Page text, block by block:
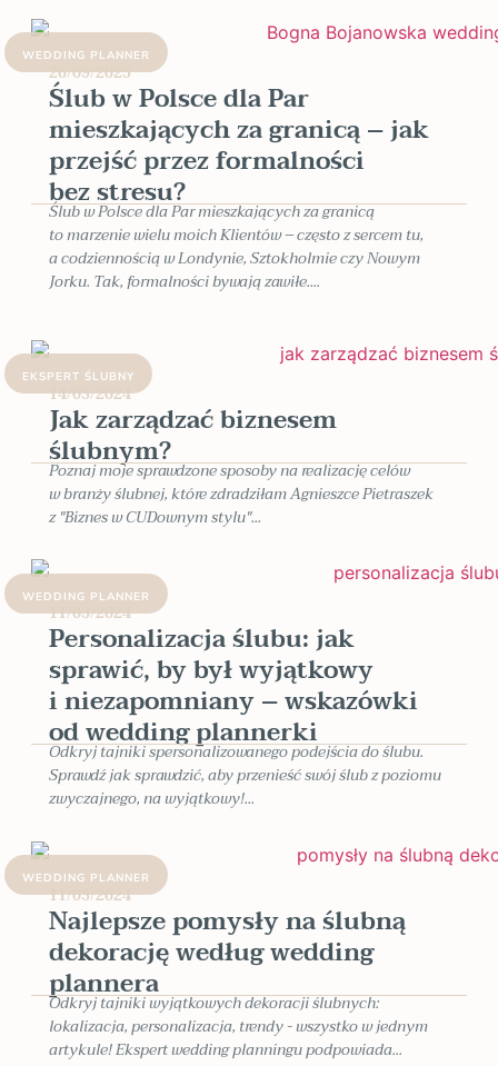
WEDDING PLANNER
26/09/2025
Ślub w Polsce dla Par
mieszkających za granicą – jak
przejść przez formalności
bez stresu?
Ślub w Polsce dla Par mieszkających za granicą
to marzenie wielu moich Klientów – często z sercem tu,
a codziennością w Londynie, Sztokholmie czy Nowym
Jorku. Tak, formalności bywają zawiłe....
EKSPERT ŚLUBNY
14/03/2024
Jak zarządzać biznesem
ślubnym?
Poznaj moje sprawdzone sposoby na realizację celów
w branży ślubnej, które zdradziłam Agnieszce Pietraszek
z "Biznes w CUDownym stylu"...
WEDDING PLANNER
11/03/2024
Personalizacja ślubu: jak
sprawić, by był wyjątkowy
i niezapomniany – wskazówki
od wedding plannerki
Odkryj tajniki spersonalizowanego podejścia do ślubu.
Sprawdź jak sprawdzić, aby przenieść swój ślub z poziomu
zwyczajnego, na wyjątkowy!...
WEDDING PLANNER
11/03/2024
Najlepsze pomysły na ślubną
dekorację według wedding
plannera
Odkryj tajniki wyjątkowych dekoracji ślubnych:
lokalizacja, personalizacja, trendy - wszystko w jednym
artykule! Ekspert wedding planningu podpowiada...